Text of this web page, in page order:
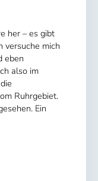
her – es gibt
versuche mich
eben
also im
Ruhrgebiet.
Ein